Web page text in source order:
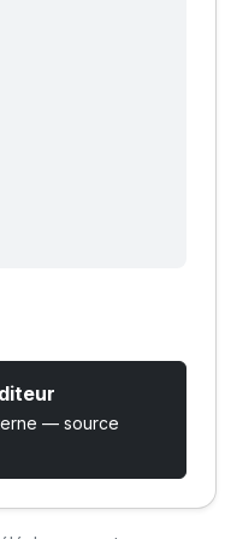
— source